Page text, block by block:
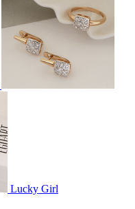
Lucky Girl